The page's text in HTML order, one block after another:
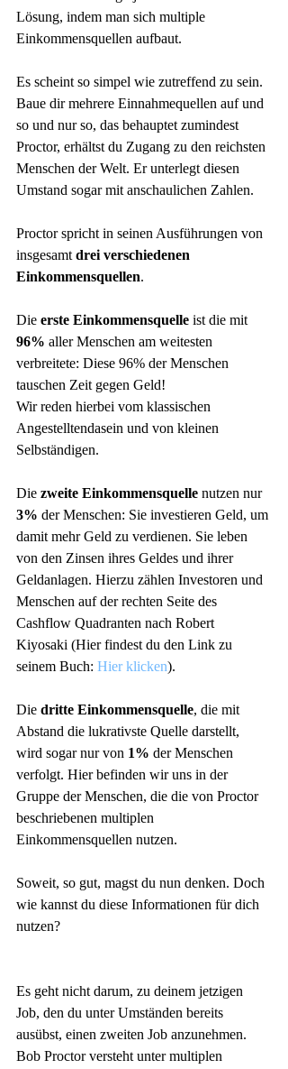
Lösung, indem man sich multiple
Einkommensquellen aufbaut.
Es scheint so simpel wie zutreffend zu sein.
Baue dir mehrere Einnahmequellen auf und
so und nur so, das behauptet zumindest
Proctor, erhältst du Zugang zu den reichsten
Menschen der Welt. Er unterlegt diesen
Umstand sogar mit anschaulichen Zahlen.
Proctor spricht in seinen Ausführungen von
insgesamt drei verschiedenen
Einkommensquellen.
Die erste Einkommensquelle ist die mit
96% aller Menschen am weitesten
verbreitete: Diese 96% der Menschen
tauschen Zeit gegen Geld!
Wir reden hierbei vom klassischen
Angestelltendasein und von kleinen
Selbständigen.
Die zweite Einkommensquelle nutzen nur
3% der Menschen: Sie investieren Geld, um
damit mehr Geld zu verdienen. Sie leben
von den Zinsen ihres Geldes und ihrer
Geldanlagen. Hierzu zählen Investoren und
Menschen auf der rechten Seite des
Cashflow Quadranten nach Robert
Kiyosaki (Hier findest du den Link zu
seinem Buch: Hier klicken).
Die dritte Einkommensquelle, die mit
Abstand die lukrativste Quelle darstellt,
wird sogar nur von 1% der Menschen
verfolgt. Hier befinden wir uns in der
Gruppe der Menschen, die die von Proctor
beschriebenen multiplen
Einkommensquellen nutzen.
Soweit, so gut, magst du nun denken. Doch
wie kannst du diese Informationen für dich
nutzen?
Es geht nicht darum, zu deinem jetzigen
Job, den du unter Umständen bereits
ausübst, einen zweiten Job anzunehmen.
Bob Proctor versteht unter multiplen